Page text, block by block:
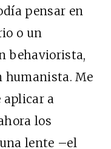
pensar en
o un
behaviorista,
humanista. Me
aplicar a
los
lente –el